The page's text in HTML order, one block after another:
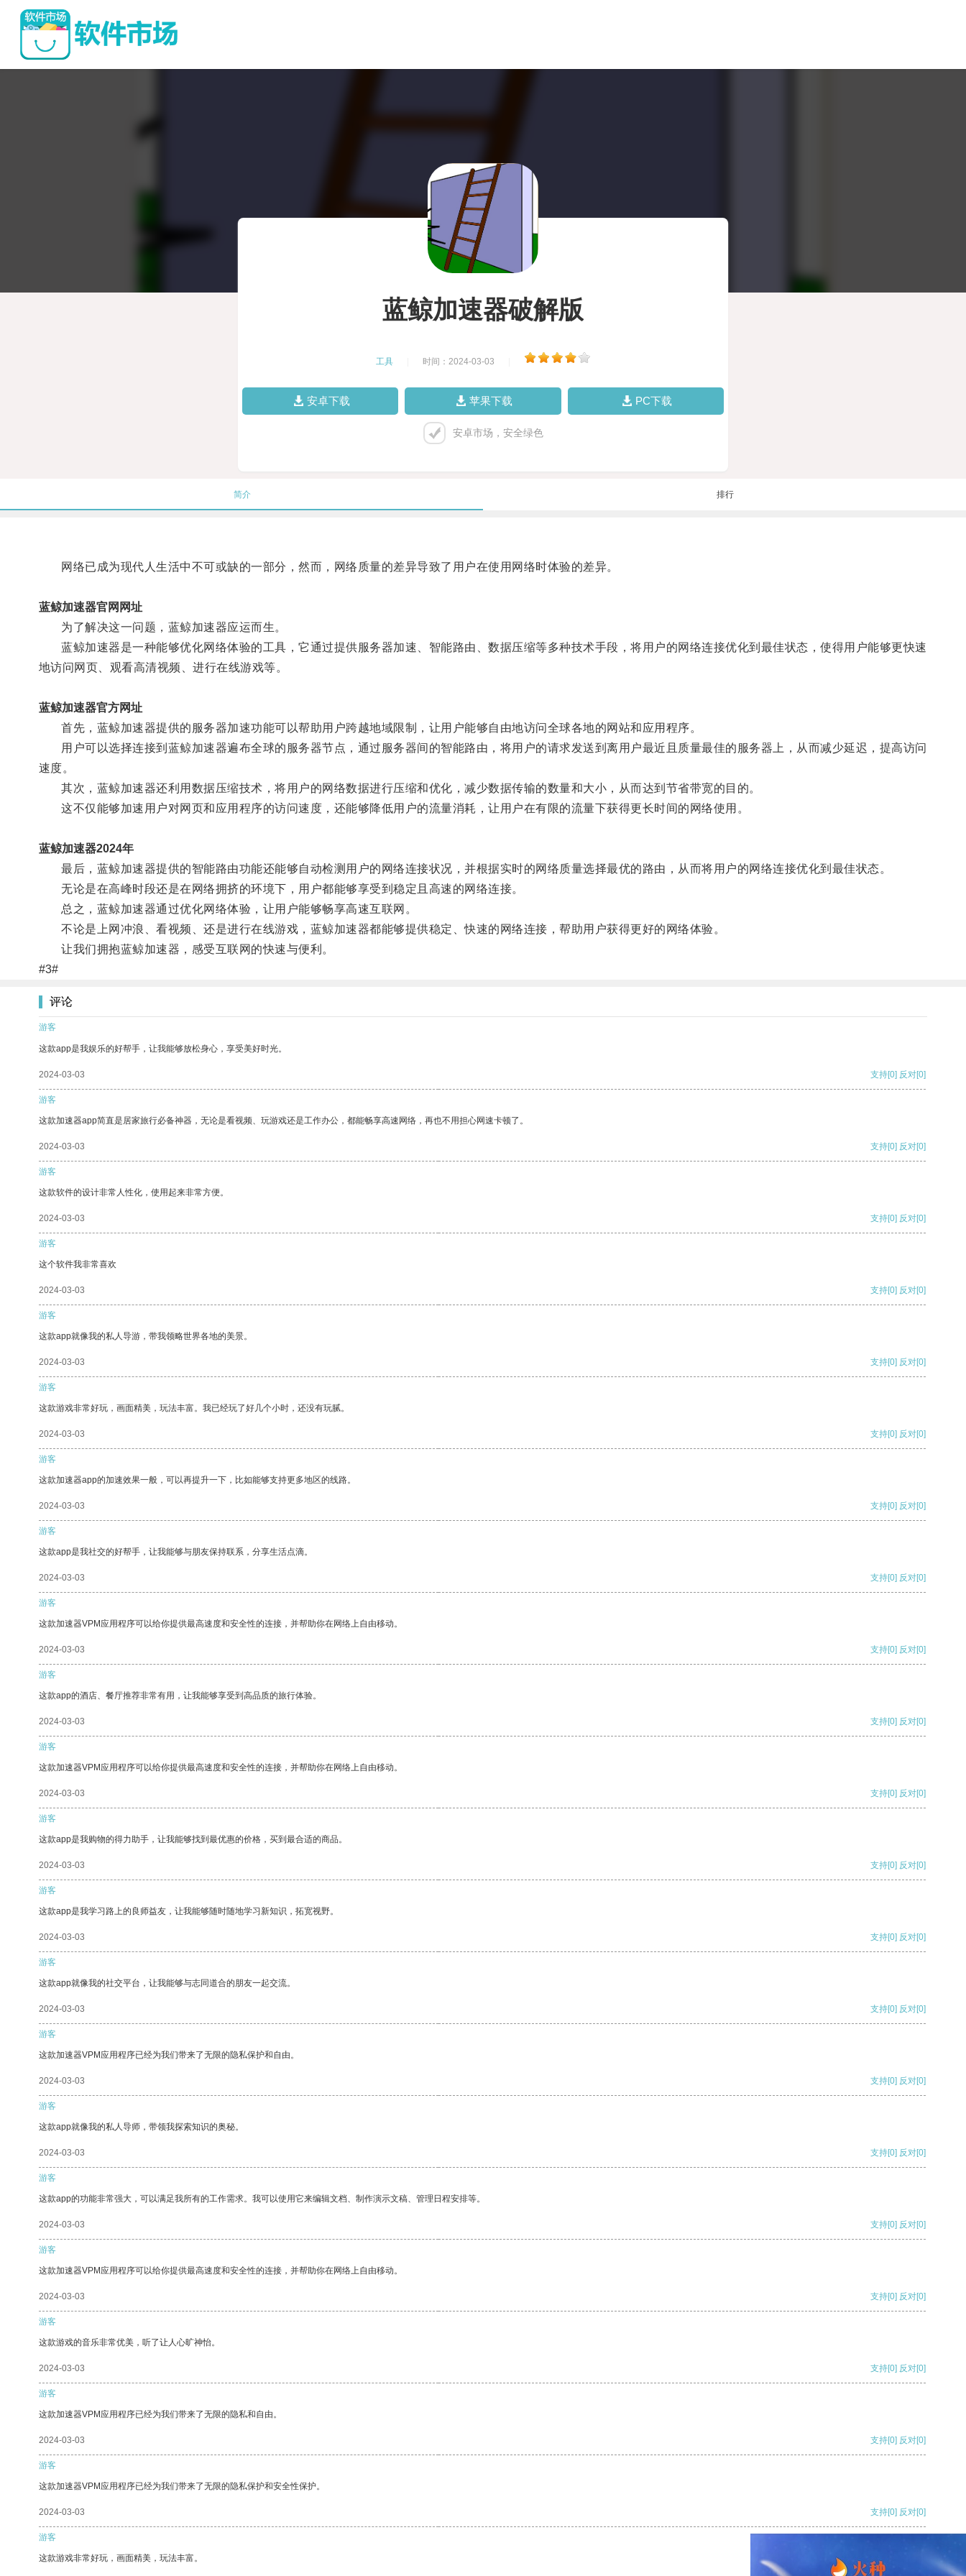
蓝鲸加速器破解版
工具 时间：2024-03-03
安卓下载 苹果下载 PC下载
安卓市场，安全绿色
简介 排行
网络已成为现代人生活中不可或缺的一部分，然而，网络质量的差异导致了用户在使用网络时体验的差异。
蓝鲸加速器官网网址
为了解决这一问题，蓝鲸加速器应运而生。
蓝鲸加速器是一种能够优化网络体验的工具，它通过提供服务器加速、智能路由、数据压缩等多种技术手段，将用户的网络连接优化到最佳状态，使得用户能够更快速
地访问网页、观看高清视频、进行在线游戏等。
蓝鲸加速器官方网址
首先，蓝鲸加速器提供的服务器加速功能可以帮助用户跨越地域限制，让用户能够自由地访问全球各地的网站和应用程序。
用户可以选择连接到蓝鲸加速器遍布全球的服务器节点，通过服务器间的智能路由，将用户的请求发送到离用户最近且质量最佳的服务器上，从而减少延迟，提高访问
速度。
其次，蓝鲸加速器还利用数据压缩技术，将用户的网络数据进行压缩和优化，减少数据传输的数量和大小，从而达到节省带宽的目的。
这不仅能够加速用户对网页和应用程序的访问速度，还能够降低用户的流量消耗，让用户在有限的流量下获得更长时间的网络使用。
蓝鲸加速器2024年
最后，蓝鲸加速器提供的智能路由功能还能够自动检测用户的网络连接状况，并根据实时的网络质量选择最优的路由，从而将用户的网络连接优化到最佳状态。
无论是在高峰时段还是在网络拥挤的环境下，用户都能够享受到稳定且高速的网络连接。
总之，蓝鲸加速器通过优化网络体验，让用户能够畅享高速互联网。
不论是上网冲浪、看视频、还是进行在线游戏，蓝鲸加速器都能够提供稳定、快速的网络连接，帮助用户获得更好的网络体验。
让我们拥抱蓝鲸加速器，感受互联网的快速与便利。
#3#
评论
游客
这款app是我娱乐的好帮手，让我能够放松身心，享受美好时光。
2024-03-03 支持[0] 反对[0]
游客
这款加速器app简直是居家旅行必备神器，无论是看视频、玩游戏还是工作办公，都能畅享高速网络，再也不用担心网速卡顿了。
2024-03-03 支持[0] 反对[0]
游客
这款软件的设计非常人性化，使用起来非常方便。
2024-03-03 支持[0] 反对[0]
游客
这个软件我非常喜欢
2024-03-03 支持[0] 反对[0]
游客
这款app就像我的私人导游，带我领略世界各地的美景。
2024-03-03 支持[0] 反对[0]
游客
这款游戏非常好玩，画面精美，玩法丰富。我已经玩了好几个小时，还没有玩腻。
2024-03-03 支持[0] 反对[0]
游客
这款加速器app的加速效果一般，可以再提升一下，比如能够支持更多地区的线路。
2024-03-03 支持[0] 反对[0]
游客
这款app是我社交的好帮手，让我能够与朋友保持联系，分享生活点滴。
2024-03-03 支持[0] 反对[0]
游客
这款加速器VPM应用程序可以给你提供最高速度和安全性的连接，并帮助你在网络上自由移动。
2024-03-03 支持[0] 反对[0]
游客
这款app的酒店、餐厅推荐非常有用，让我能够享受到高品质的旅行体验。
2024-03-03 支持[0] 反对[0]
游客
这款加速器VPM应用程序可以给你提供最高速度和安全性的连接，并帮助你在网络上自由移动。
2024-03-03 支持[0] 反对[0]
游客
这款app是我购物的得力助手，让我能够找到最优惠的价格，买到最合适的商品。
2024-03-03 支持[0] 反对[0]
游客
这款app是我学习路上的良师益友，让我能够随时随地学习新知识，拓宽视野。
2024-03-03 支持[0] 反对[0]
游客
这款app就像我的社交平台，让我能够与志同道合的朋友一起交流。
2024-03-03 支持[0] 反对[0]
游客
这款加速器VPM应用程序已经为我们带来了无限的隐私保护和自由。
2024-03-03 支持[0] 反对[0]
游客
这款app就像我的私人导师，带领我探索知识的奥秘。
2024-03-03 支持[0] 反对[0]
游客
这款app的功能非常强大，可以满足我所有的工作需求。我可以使用它来编辑文档、制作演示文稿、管理日程安排等。
2024-03-03 支持[0] 反对[0]
游客
这款加速器VPM应用程序可以给你提供最高速度和安全性的连接，并帮助你在网络上自由移动。
2024-03-03 支持[0] 反对[0]
游客
这款游戏的音乐非常优美，听了让人心旷神怡。
2024-03-03 支持[0] 反对[0]
游客
这款加速器VPM应用程序已经为我们带来了无限的隐私和自由。
2024-03-03 支持[0] 反对[0]
游客
这款加速器VPM应用程序已经为我们带来了无限的隐私保护和安全性保护。
2024-03-03 支持[0] 反对[0]
游客
这款游戏非常好玩，画面精美，玩法丰富。